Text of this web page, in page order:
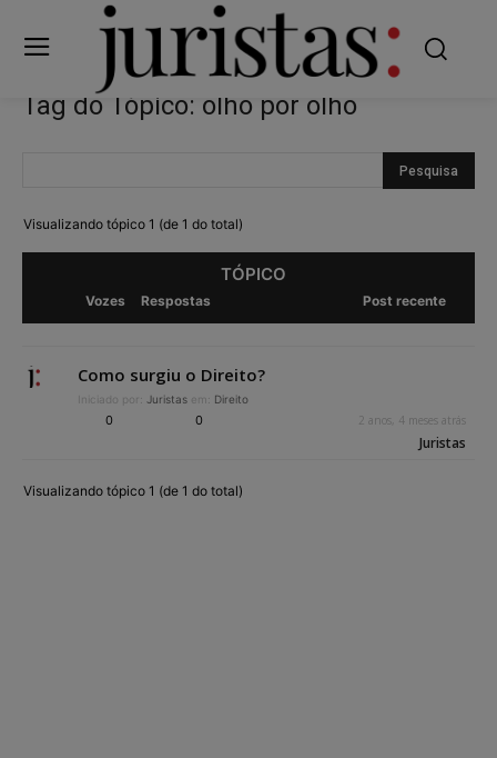
Tag do Tópico: olho por olho
Visualizando tópico 1 (de 1 do total)
TÓPICO
Vozes Respostas Post recente
Como surgiu o Direito?
Iniciado por: Juristas em: Direito
0 0 2 anos, 4 meses atrás
Juristas
Visualizando tópico 1 (de 1 do total)